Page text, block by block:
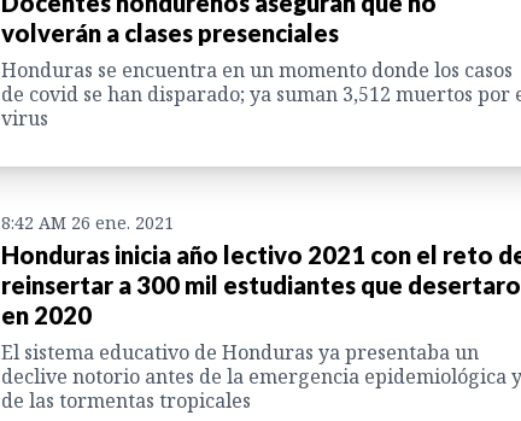
volverán a clases presenciales
Honduras se encuentra en un momento donde los casos
de covid se han disparado; ya suman 3,512 muertos por
virus
8:42 AM 26 ene. 2021
Honduras inicia año lectivo 2021 con el reto
reinsertar a 300 mil estudiantes que
en 2020
El sistema educativo de Honduras ya presentaba un
declive notorio antes de la emergencia epidemiológica y
de las tormentas tropicales